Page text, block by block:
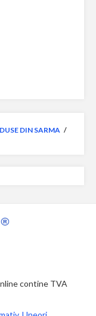
DIN SARMA /
contine TVA